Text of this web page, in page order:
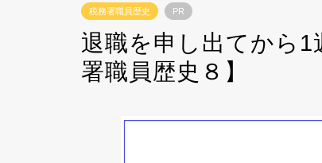
税務署職員歴史 PR
退職を申し出てから1
署職員歴史８】